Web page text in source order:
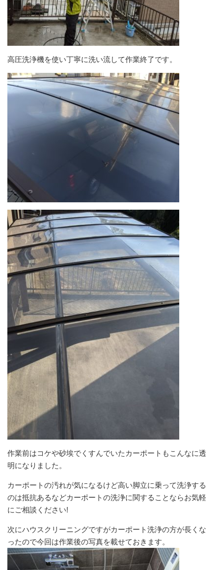
高圧洗浄機を使い丁寧に洗い流して作業終了です。
作業前はコケや砂埃でくすんでいたカーポートもこんなに透
明になりました。
カーポートの汚れが気になるけど高い脚立に乗って洗浄する
のは抵抗あるなどカーポートの洗浄に関することならお気軽
にご相談ください!
次にハウスクリーニングですがカーポート洗浄の方が長くな
ったので今回は作業後の写真を載せておきます。